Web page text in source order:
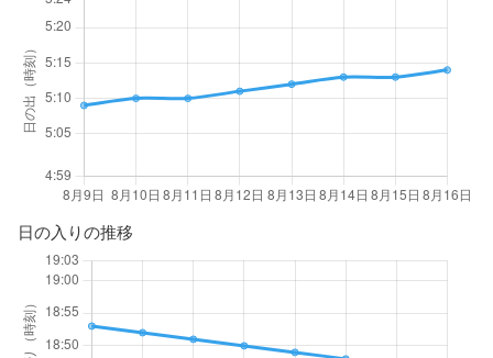
日の入りの推移